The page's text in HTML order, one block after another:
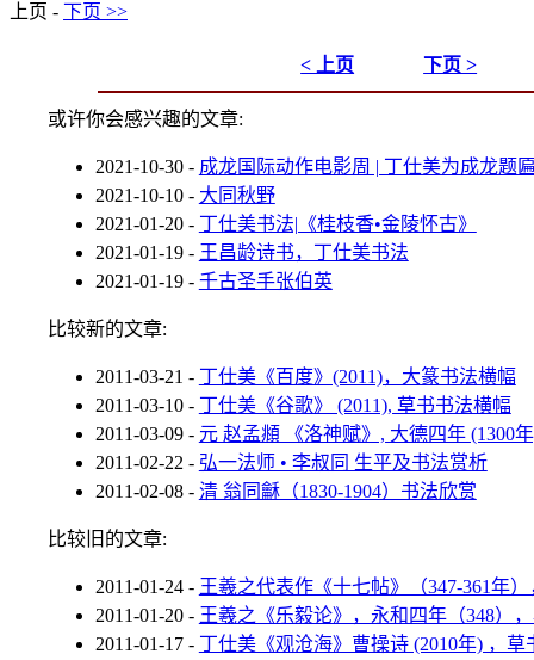
上页 - 下页 >>
< 上页 下页 >
或许你会感兴趣的文章:
2021-10-30- 成龙国际动作电影周 | 丁仕美为成龙题
2021-10-10- 大同秋野
2021-01-20- 丁仕美书法|《桂枝香•金陵怀古》
2021-01-19- 王昌龄诗书，丁仕美书法
2021-01-19- 千古圣手张伯英
比较新的文章:
2011-03-21 - 丁仕美《百度》(2011)，大篆书法横幅
2011-03-10- 丁仕美《谷歌》 (2011), 草书书法横幅
2011-03-09- 元 赵孟頫 《洛神赋》, 大德四年 (1300
2011-02-22 - 弘一法师 • 李叔同 生平及书法赏析
2011-02-08- 清 翁同龢（1830-1904）书法欣赏
比较旧的文章:
2011-01-24- 王羲之代表作《十七帖》（347-361年
2011-01-20- 王羲之《乐毅论》，永和四年（348）
2011-01-17- 丁仕美《观沧海》曹操诗 (2010年) ，草